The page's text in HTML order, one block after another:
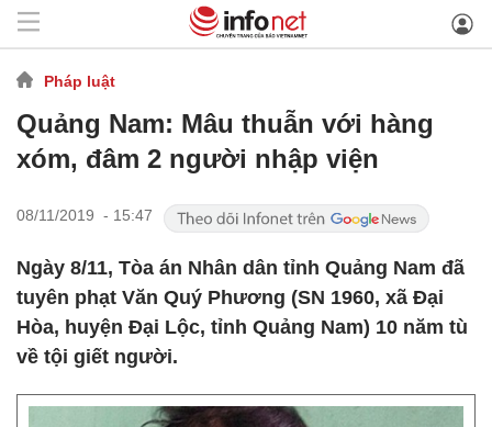
Pháp luật
Quảng Nam: Mâu thuẫn với hàng
xóm, đâm 2 người nhập viện
08/11/2019 - 15:47
Ngày 8/11, Tòa án Nhân dân tỉnh Quảng Nam đã
tuyên phạt Văn Quý Phương (SN 1960, xã Đại
Hòa, huyện Đại Lộc, tỉnh Quảng Nam) 10 năm tù
về tội giết người.